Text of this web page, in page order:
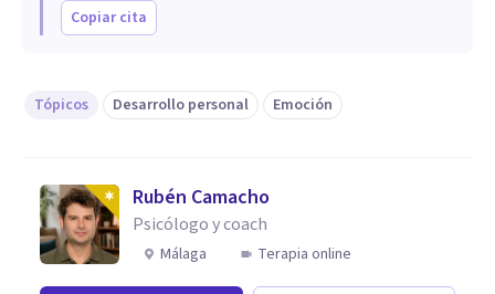
Copiar cita
Tópicos Desarrollo personal Emoción
Rubén Camacho
Psicólogo y coach
Málaga Terapia online